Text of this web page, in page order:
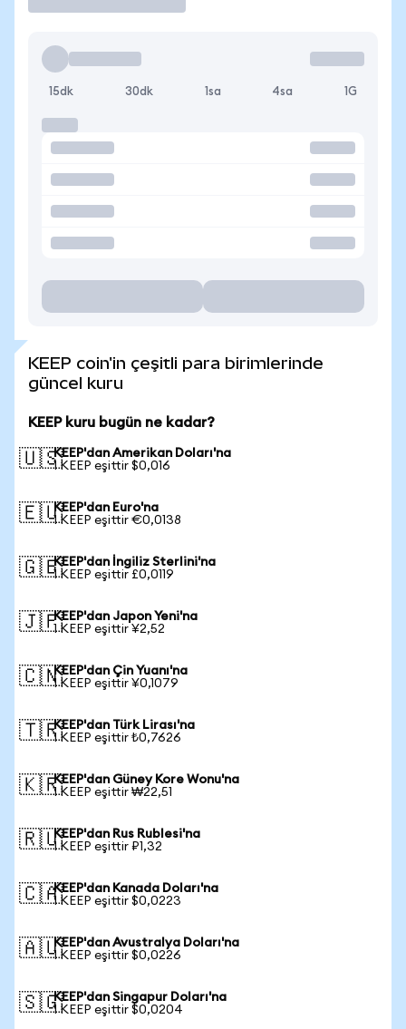
15dk 30dk 1sa 4sa 1G
KEEP coin'in çeşitli para birimlerinde
güncel kuru
KEEP kuru bugün ne kadar?
🇺🇸KEEP'dan Amerikan Doları'na
1 KEEP eşittir $0,016
🇪🇺KEEP'dan Euro'na
1 KEEP eşittir €0,0138
🇬🇧KEEP'dan İngiliz Sterlini'na
1 KEEP eşittir £0,0119
🇯🇵KEEP'dan Japon Yeni'na
1 KEEP eşittir ¥2,52
🇨🇳KEEP'dan Çin Yuanı'na
1 KEEP eşittir ¥0,1079
🇹🇷KEEP'dan Türk Lirası'na
1 KEEP eşittir ₺0,7626
🇰🇷KEEP'dan Güney Kore Wonu'na
1 KEEP eşittir ₩22,51
🇷🇺KEEP'dan Rus Rublesi'na
1 KEEP eşittir ₽1,32
🇨🇦KEEP'dan Kanada Doları'na
1 KEEP eşittir $0,0223
🇦🇺KEEP'dan Avustralya Doları'na
1 KEEP eşittir $0,0226
🇸🇬KEEP'dan Singapur Doları'na
1 KEEP eşittir $0,0204